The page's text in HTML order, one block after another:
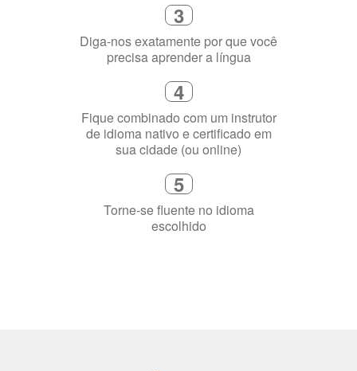
3
Diga-nos exatamente por que você
precisa aprender a língua
4
Fique combinado com um instrutor
de idioma nativo e certificado em
sua cidade (ou online)
5
Torne-se fluente no idioma
escolhido